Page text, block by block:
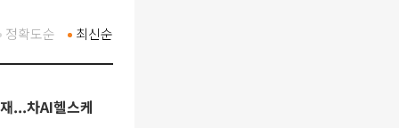
최신순
정확도순
...차AI헬스케